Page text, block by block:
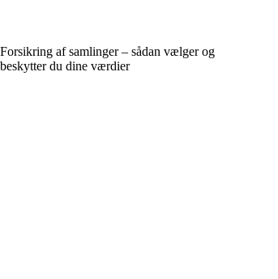
Forsikring af samlinger – sådan vælger og
beskytter du dine værdier